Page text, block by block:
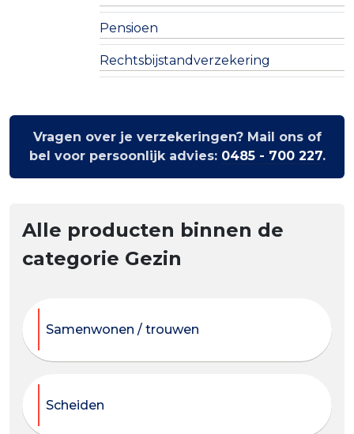
Pensioen
Rechtsbijstandverzekering
Vragen over je verzekeringen? Mail ons of
bel voor persoonlijk advies: 0485 - 700 227.
Alle producten binnen de
categorie Gezin
Samenwonen / trouwen
Scheiden